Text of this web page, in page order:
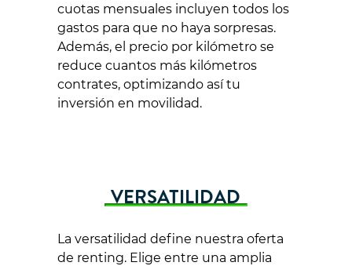
cuotas mensuales incluyen todos los
gastos para que no haya sorpresas.
Además, el precio por kilómetro se
reduce cuantos más kilómetros
contrates, optimizando así tu
inversión en movilidad.
VERSATILIDAD
La versatilidad define nuestra oferta
de renting. Elige entre una amplia